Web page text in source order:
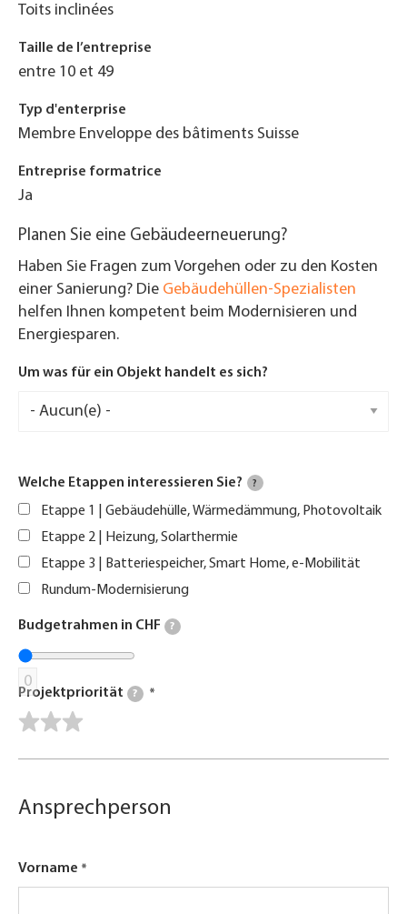
Toits inclinées
Taille de l’entreprise
entre 10 et 49
Typ d'enterprise
Membre Enveloppe des bâtiments Suisse
Entreprise formatrice
Ja
Planen Sie eine Gebäudeerneuerung?
Haben Sie Fragen zum Vorgehen oder zu den Kosten
einer Sanierung? Die Gebäudehüllen-Spezialisten
helfen Ihnen kompetent beim Modernisieren und
Energiesparen.
Um was für ein Objekt handelt es sich?
Welche Etappen interessieren Sie? ?
Etappe 1 | Gebäudehülle, Wärmedämmung, Photovoltaik
Etappe 2 | Heizung, Solarthermie
Etappe 3 | Batteriespeicher, Smart Home, e-Mobilität
Rundum-Modernisierung
Budgetrahmen in CHF ?
0
Projektpriorität ?
Ansprechperson
Vorname